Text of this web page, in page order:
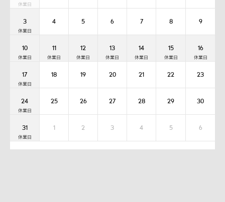
3 4 5 6 7 8 9
10 11 12 13 14 15 16
17 18 19 20 21 22 23
24 25 26 27 28 29 30
31 1 2 3 4 5 6